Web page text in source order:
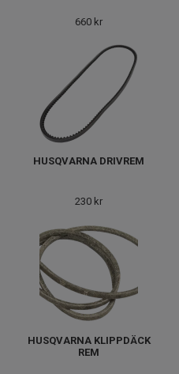
660 kr
HUSQVARNA DRIVREM
230 kr
HUSQVARNA KLIPPDÄCK
REM